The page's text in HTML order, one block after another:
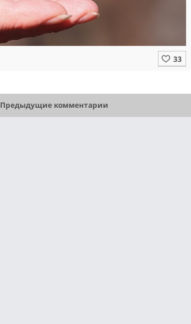
Предыдущие комментарии